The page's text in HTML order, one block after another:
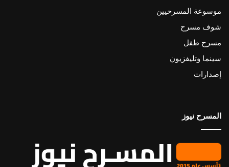
موسوعة المسرحيين
شوف مسرح
مسرح طفل
سينما وتليفزيون
إصدارات
المسرح نيوز